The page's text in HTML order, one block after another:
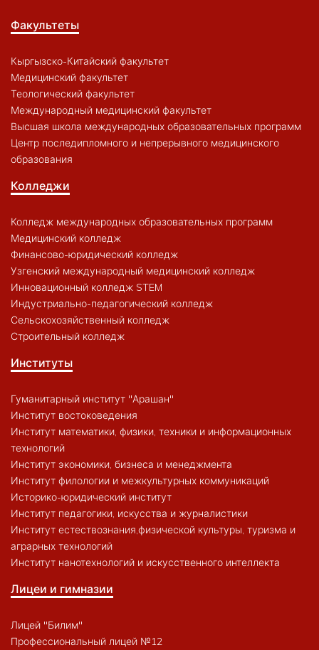
Факультеты
Кыргызско-Китайский факультет
Медицинский факультет
Теологический факультет
Международный медицинский факультет
Высшая школа международных образовательных программ
Центр последипломного и непрерывного медицинского
образования
Колледжи
Колледж международных образовательных программ
Медицинский колледж
Финансово-юридический колледж
Узгенский международный медицинский колледж
Инновационный колледж STEM
Индустриально-педагогический колледж
Сельскохозяйственный колледж
Строительный колледж
Институты
Гуманитарный институт "Арашан"
Институт востоковедения
Институт математики, физики, техники и информационных
технологий
Институт экономики, бизнеса и менеджмента
Институт филологии и межкультурных коммуникаций
Историко-юридический институт
Институт педагогики, искусства и журналистики
Институт естествознания,физической культуры, туризма и
аграрных технологий
Институт нанотехнологий и искусственного интеллекта
Лицеи и гимназии
Лицей "Билим"
Профессиональный лицей №12